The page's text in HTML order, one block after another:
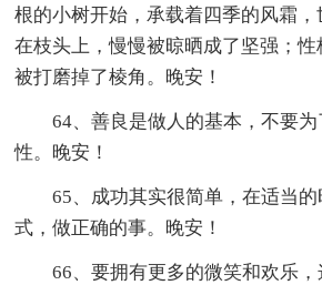
根的小树开始，承载着四季的风霜
在枝头上，慢慢被晾晒成了坚强；
被打磨掉了棱角。晚安！
64、善良是做人的基本，不要
性。晚安！
65、成功其实很简单，在适当
式，做正确的事。晚安！
66、要拥有更多的微笑和欢乐